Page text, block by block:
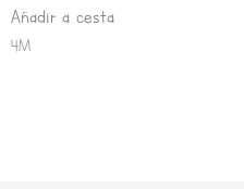
Añadir a cesta
4M